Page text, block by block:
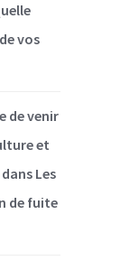
vos
de venir
et
dans Les
de fuite